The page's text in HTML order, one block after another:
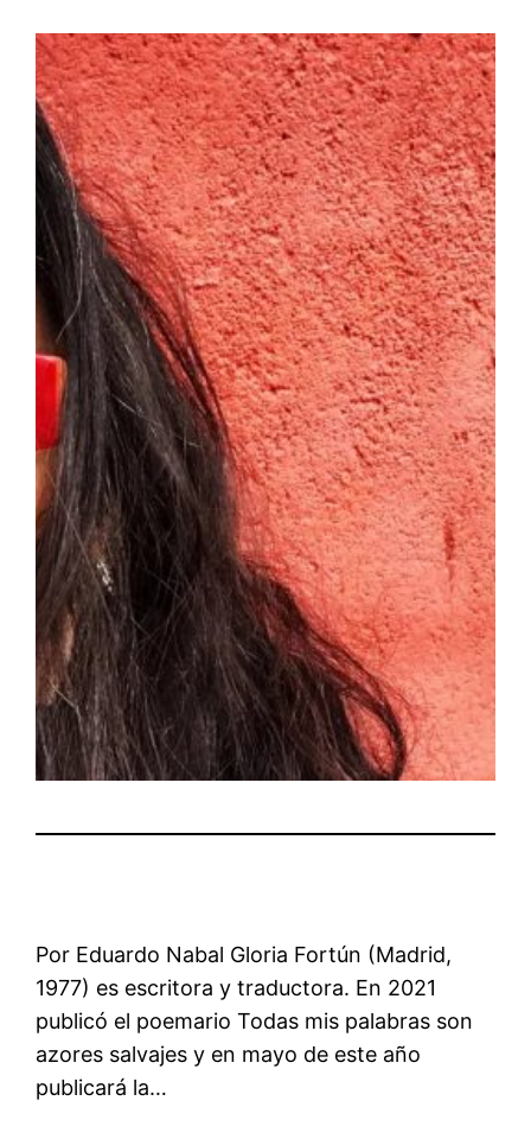
Por Eduardo Nabal Gloria Fortún (Madrid,
1977) es escritora y traductora. En 2021
publicó el poemario Todas mis palabras son
azores salvajes y en mayo de este año
publicará la…